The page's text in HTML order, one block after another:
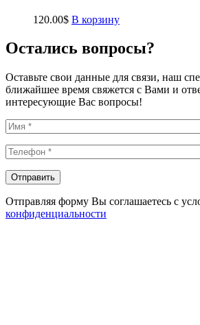
120.00$ В корзину
Остались вопросы?
Оставьте свои данные для связи, наш
ближайшее время свяжется с Вами и
интересующие Вас вопросы!
Отправляя форму Вы соглашаетесь с
конфиденциальности